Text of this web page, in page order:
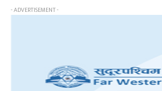
- ADVERTISEMENT -